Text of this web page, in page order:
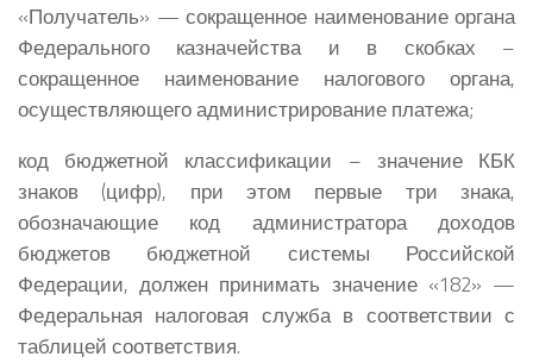
«Получатель» — сокращенное наименование органа
Федерального казначейства и в скобках –
сокращенное наименование налогового органа,
осуществляющего администрирование платежа;
код бюджетной классификации – значение КБК
знаков (цифр), при этом первые три знака,
обозначающие код администратора доходов
бюджетов бюджетной системы Российской
Федерации, должен принимать значение «182» —
Федеральная налоговая служба в соответствии с
таблицей соответствия.